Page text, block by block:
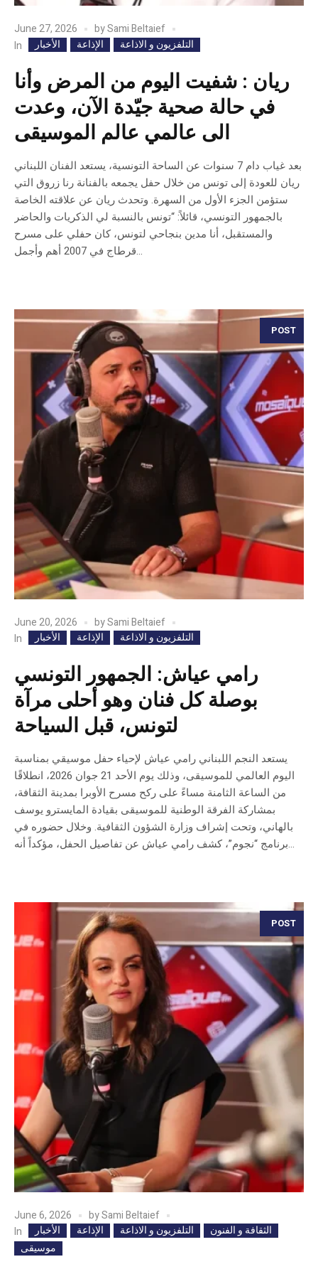
June 27, 2026 bySami Beltaief
In
الأخبار الإذاعة التلفزيون و الاذاعة
ريان : شفيت اليوم من المرض وأنا
في حالة صحية جيّدة الآن، وعدت
الى عالمي عالم الموسيقى
بعد غياب دام 7 سنوات عن الساحة التونسية، يستعد الفنان اللبناني
ريان للعودة إلى تونس من خلال حفل يجمعه بالفنانة رنا زروق التي
ستؤمن الجزء الأول من السهرة. وتحدث ريان عن علاقته الخاصة
بالجمهور التونسي، قائلاً: “تونس بالنسبة لي الذكريات والحاضر
والمستقبل، أنا مدين بنجاحي لتونس، كان حفلي على مسرح
قرطاج في 2007 أهم وأجمل...
POST
June 20, 2026 bySami Beltaief
In
الأخبار الإذاعة التلفزيون و الاذاعة
رامي عياش: الجمهور التونسي
بوصلة كل فنان وهو أحلى مرآة
لتونس، قبل السياحة
يستعد النجم اللبناني رامي عياش لإحياء حفل موسيقي بمناسبة
اليوم العالمي للموسيقى، وذلك يوم الأحد 21 جوان 2026، انطلاقًا
من الساعة الثامنة مساءً على ركح مسرح الأوبرا بمدينة الثقافة،
بمشاركة الفرقة الوطنية للموسيقى بقيادة المايسترو يوسف
بالهاني، وتحت إشراف وزارة الشؤون الثقافية. وخلال حضوره في
برنامج “نجوم”، كشف رامي عياش عن تفاصيل الحفل، مؤكداً أنه...
POST
June 6, 2026 bySami Beltaief
In
الأخبار الإذاعة التلفزيون و الاذاعة
الثقافة و الفنون
موسيقى